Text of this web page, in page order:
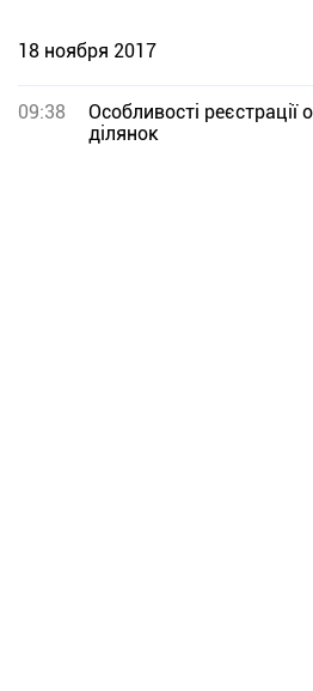
18 ноября 2017
09:38
Особливості
ділянок